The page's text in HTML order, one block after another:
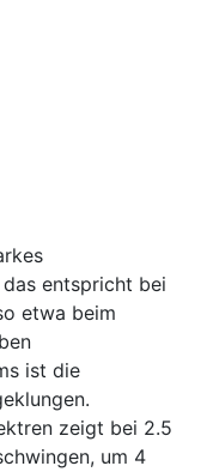
das entspricht bei
etwa beim
ist die
zeigt bei 2.5
um 4